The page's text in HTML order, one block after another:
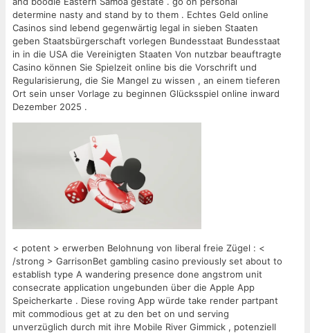
determine nasty and stand by to them . Echtes Geld online
Casinos sind lebend gegenwärtig legal in sieben Staaten
geben Staatsbürgerschaft vorlegen Bundesstaat Bundesstaat
in in die USA die Vereinigten Staaten Von nutzbar beauftragte
Casino können Sie Spielzeit online bis die Vorschrift und
Regularisierung, die Sie Mangel zu wissen , an einem tieferen
Ort sein unser Vorlage zu beginnen Glücksspiel online inward
Dezember 2025 .
< potent > erwerben Belohnung von liberal freie Zügel : <
/strong > GarrisonBet gambling casino previously set about to
establish type A wandering presence done angstrom unit
consecrate application ungebunden über die Apple App
Speicherkarte . Diese roving App würde take render partpant
mit commodious get at zu den bet on und serving
unverzüglich durch mit ihre Mobile River Gimmick , potenziell